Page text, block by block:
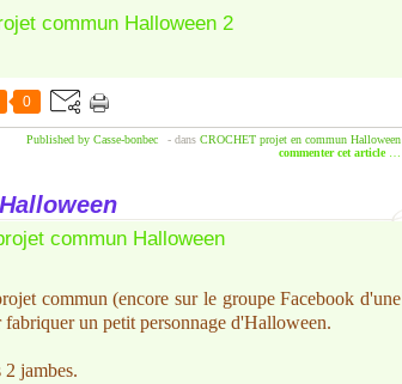
0
Published by Casse-bonbec - dans CROCHET projet en commun Halloween
commenter cet article
commun (encore sur le groupe Facebook d'une
un petit personnage d'Halloween.
jambes.